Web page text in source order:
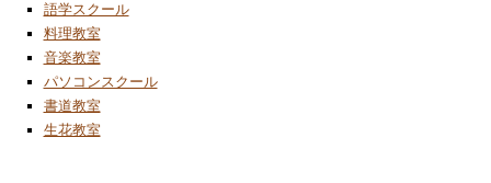
語学スクール
料理教室
音楽教室
パソコンスクール
書道教室
生花教室